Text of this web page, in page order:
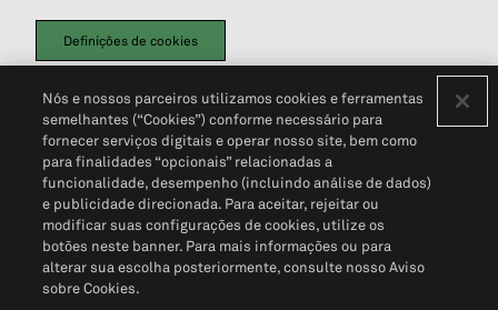
Definições de cookies
Política de PrivacidadePortal de privacidade do cliente (em inglês)
Não Venda Minhas Informações Pessoais© 2026 S&P Global
Nós e nossos parceiros utilizamos cookies e ferramentas
semelhantes (“Cookies”) conforme necessário para
fornecer serviços digitais e operar nosso site, bem como
para finalidades “opcionais” relacionadas a
funcionalidade, desempenho (incluindo análise de dados)
e publicidade direcionada. Para aceitar, rejeitar ou
modificar suas configurações de cookies, utilize os
botões neste banner. Para mais informações ou para
alterar sua escolha posteriormente, consulte nosso Aviso
sobre Cookies.